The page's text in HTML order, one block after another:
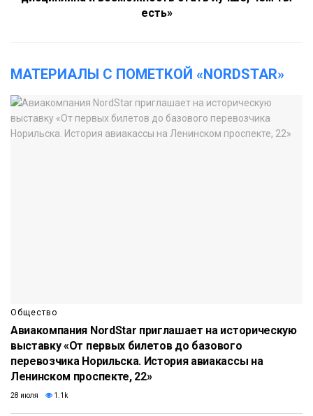
есть»
МАТЕРИАЛЫ С ПОМЕТКОЙ «NORDSTAR»
Общество
Авиакомпания NordStar приглашает на историческую
выставку «От первых билетов до базового
перевозчика Норильска. История авиакассы на
Ленинском проспекте, 22»
28 июля 1.1k